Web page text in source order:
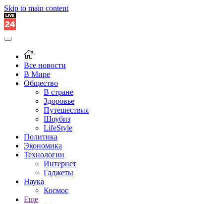
Skip to main content
Все новости
В Мире
Общество
В стране
Здоровье
Путешествия
Шоубиз
LifeStyle
Политика
Экономика
Технологии
Интернет
Гаджеты
Наука
Космос
Еще